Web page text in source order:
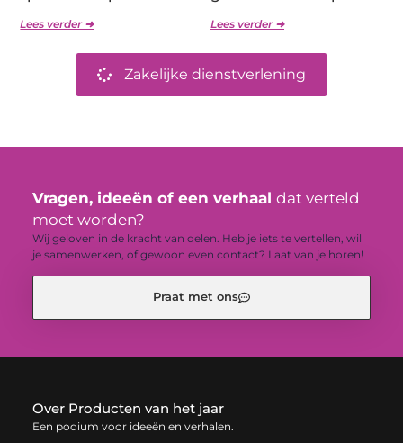
Lees verder ➜ Lees verder ➜
Zakelijke dienstverlening
Vragen, ideeën of een verhaal dat verteld
moet worden?
Wij geloven in de kracht van delen. Heb je iets te vertellen, wil
je samenwerken, of gewoon even contact? Laat van je horen!
Praat met ons
Over Producten van het jaar
Een podium voor ideeën en verhalen.